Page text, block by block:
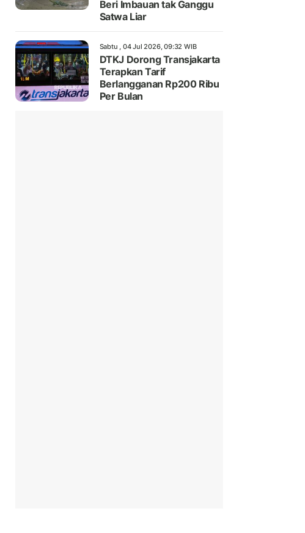
Beri Imbauan tak Ganggu
Satwa Liar
Sabtu , 04 Jul 2026, 09:32 WIB
DTKJ Dorong Transjakarta
Terapkan Tarif
Berlangganan Rp200 Ribu
Per Bulan